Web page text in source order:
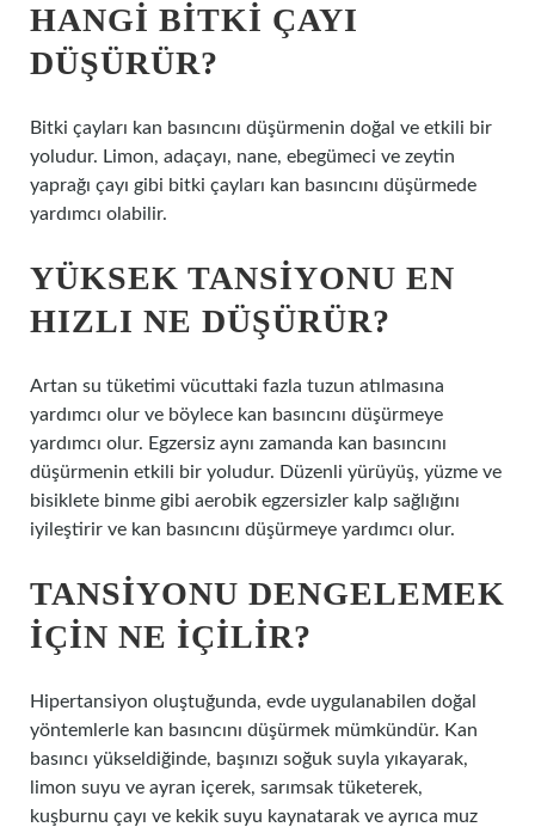
HANGI BITKI ÇAYI
DÜŞÜRÜR?
Bitki çayları kan basıncını düşürmenin doğal ve etkili bir
yoludur. Limon, adaçayı, nane, ebegümeci ve zeytin
yaprağı çayı gibi bitki çayları kan basıncını düşürmede
yardımcı olabilir.
YÜKSEK TANSIYONU EN
HIZLI NE DÜŞÜRÜR?
Artan su tüketimi vücuttaki fazla tuzun atılmasına
yardımcı olur ve böylece kan basıncını düşürmeye
yardımcı olur. Egzersiz aynı zamanda kan basıncını
düşürmenin etkili bir yoludur. Düzenli yürüyüş, yüzme ve
bisiklete binme gibi aerobik egzersizler kalp sağlığını
iyileştirir ve kan basıncını düşürmeye yardımcı olur.
TANSIYONU DENGELEMEK
IÇIN NE IÇILIR?
Hipertansiyon oluştuğunda, evde uygulanabilen doğal
yöntemlerle kan basıncını düşürmek mümkündür. Kan
basıncı yükseldiğinde, başınızı soğuk suyla yıkayarak,
limon suyu ve ayran içerek, sarımsak tüketerek,
kuşburnu çayı ve kekik suyu kaynatarak ve ayrıca muz